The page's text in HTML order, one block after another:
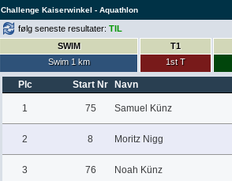
Challenge Kaiserwinkel - Aquathlon
følg seneste resultater: TIL
SWIM
Swim 1 km
T1
1st T
Plc Start Nr Navn
1 75 Samuel Künz
2 8 Moritz Nigg
3 76 Noah Künz